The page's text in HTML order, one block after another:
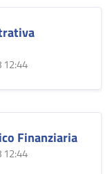
12:44
Finanziaria
12:44